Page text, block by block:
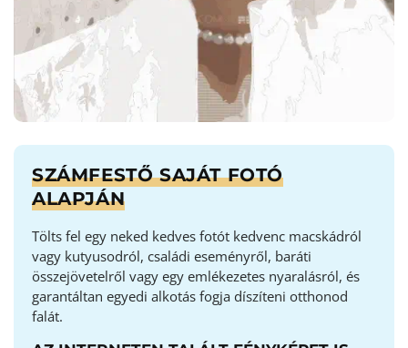
SZÁMFESTŐ SAJÁT FOTÓ
ALAPJÁN
Tölts fel egy neked kedves fotót kedvenc macskádról
vagy kutyusodról, családi eseményről, baráti
összejövetelről vagy egy emlékezetes nyaralásról, és
garantáltan egyedi alkotás fogja díszíteni otthonod
falát.